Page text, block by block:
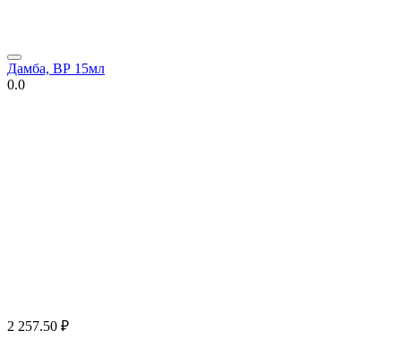
Дамба, ВР 15мл
0.0
2 257.50 ₽